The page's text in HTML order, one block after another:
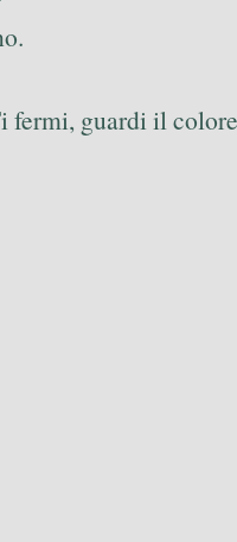
guardi il